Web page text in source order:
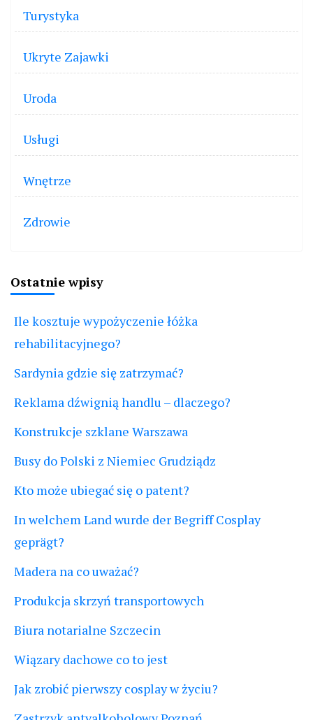
Turystyka
Ukryte Zajawki
Uroda
Usługi
Wnętrze
Zdrowie
Ostatnie wpisy
Ile kosztuje wypożyczenie łóżka
rehabilitacyjnego?
Sardynia gdzie się zatrzymać?
Reklama dźwignią handlu – dlaczego?
Konstrukcje szklane Warszawa
Busy do Polski z Niemiec Grudziądz
Kto może ubiegać się o patent?
In welchem Land wurde der Begriff Cosplay
geprägt?
Madera na co uważać?
Produkcja skrzyń transportowych
Biura notarialne Szczecin
Wiązary dachowe co to jest
Jak zrobić pierwszy cosplay w życiu?